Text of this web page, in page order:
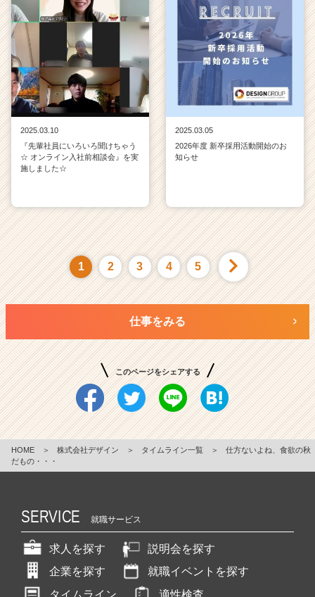
2025.03.10
『先輩社員にいろいろ聞けちゃう
☆ オンライン入社前相談会』を実
施しました☆
2025.03.05
2026年度 新卒採用活動開始のお
知らせ
1 2 3 4 5
仕事をみる
このページをシェアする
HOME ＞ 株式会社デザイン ＞ タイムライン一覧 ＞
仕方ないよね、食欲の秋
だもの・・・
SERVICE 就職サービス
求人を探す
説明会を探す
企業を探す
就職イベントを探す
タイムライン
適性検査